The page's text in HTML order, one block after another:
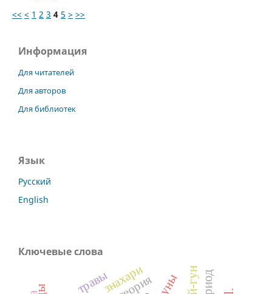
<< < 1 2 3 4 5 > >>
Информация
Для читателей
Для авторов
Для библиотек
Язык
Русский
English
Ключевые слова
знахари
травы